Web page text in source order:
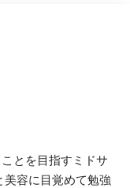
とを目指すミドサ
容に目覚めて勉強